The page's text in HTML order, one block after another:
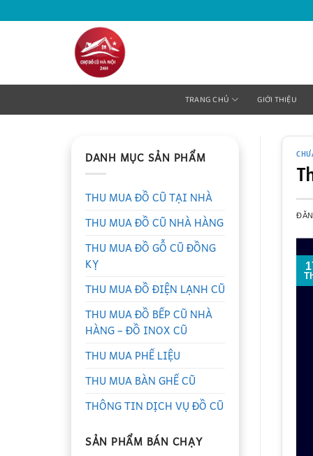
qua
TRANG CHỦ GIỚI THIỆU
DANH MỤC SẢN PHẨM
THU MUA ĐỒ CŨ TẠI NHÀ
THU MUA ĐỒ CŨ NHÀ HÀNG
THU MUA ĐỒ GỖ CŨ ĐỒNG
KỴ
THU MUA ĐỒ ĐIỆN LẠNH CŨ
THU MUA ĐỒ BẾP CŨ NHÀ
HÀNG – ĐỒ INOX CŨ
THU MUA PHẾ LIỆU
THU MUA BÀN GHẾ CŨ
THÔNG TIN DỊCH VỤ ĐỒ CŨ
SẢN PHẨM BÁN CHẠY